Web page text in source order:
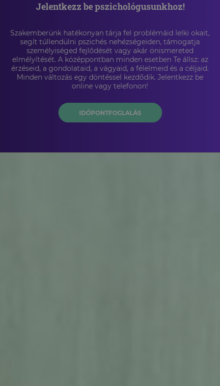
Jelentkezz be pszichológusunkhoz!
Szakemberünk hatékonyan tárja fel problémáid lelki okait,
segít túllendülni pszichés nehézségeiden, támogatja
személyiséged fejlődését vagy akár önismereted
elmélyítését. A középpontban minden esetben Te állsz: az
érzéseid, a gondolataid, a vágyaid, a félelmeid és a céljaid.
Minden változás egy döntéssel kezdődik. Jelentkezz be
online vagy telefonon!
IDŐPONTFOGLALÁS